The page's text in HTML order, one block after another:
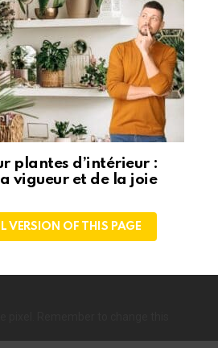
plantes d’intérieur :
vigueur et de la joie
VERSION OF THIS PAGE